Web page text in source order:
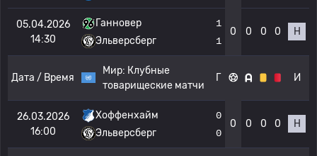
05.04.2026
14:30
Ганновер
Эльверсберг
1
1
0 0 0 0 Н
Дата / Время
Мир: Клубные
товарищеские матчи
Г И
26.03.2026
16:00
Хоффенхайм
Эльверсберг
0
0
0 0 0 0 Н